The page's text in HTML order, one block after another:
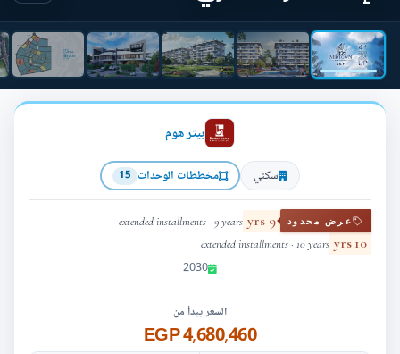
بيتر هوم
سكني مخططات الوحدات 15
عرض محدود 9 yrs
extended installments · 9 years
10 yrs
extended installments · 10 years
2030
السعر يبدأ من
4,680,460 EGP